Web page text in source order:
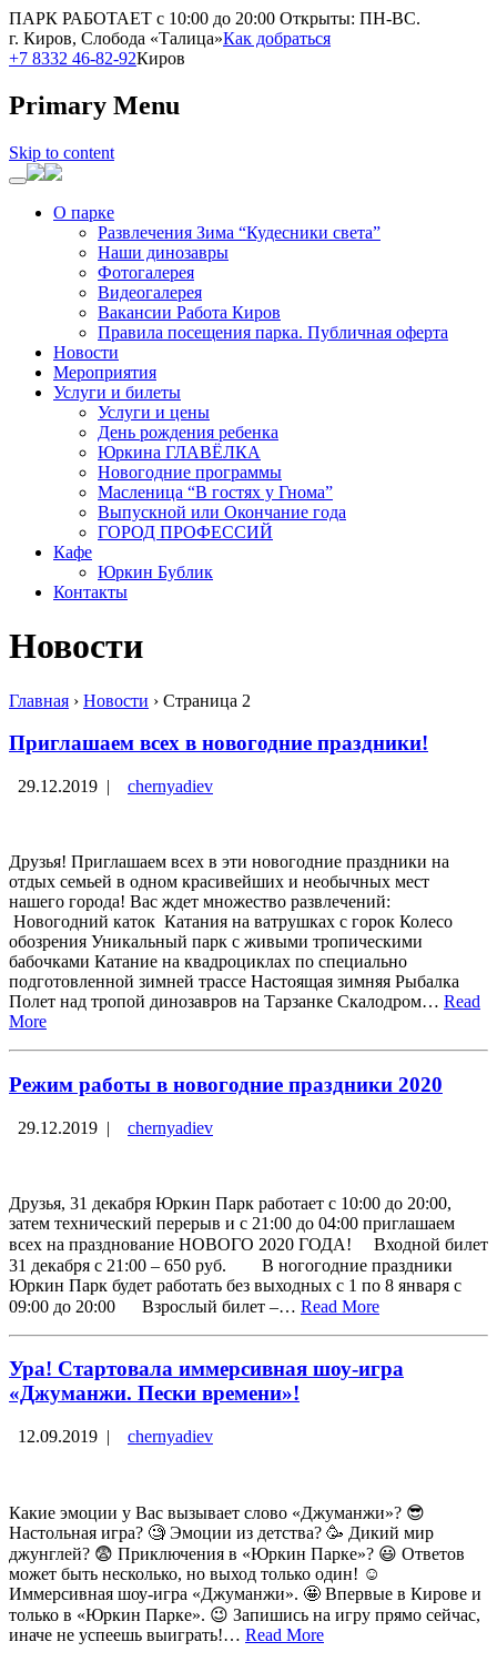
ПАРК РАБОТАЕТ с 10:00 до 20:00 Открыты: ПН-ВС.
г. Киров, Слобода «Талица»Как добраться
+7 8332 46-82-92Киров
Primary Menu
Skip to content
О парке
Развлечения Зима “Кудесники света”
Наши динозавры
Фотогалерея
Видеогалерея
Вакансии Работа Киров
Правила посещения парка. Публичная оферта
Новости
Мероприятия
Услуги и билеты
Услуги и цены
День рождения ребенка
Юркина ГЛАВЁЛКА
Новогодние программы
Масленица “В гостях у Гнома”
Выпускной или Окончание года
ГОРОД ПРОФЕССИЙ
Кафе
Юркин Бублик
Контакты
Новости
Главная › Новости › Страница 2
Приглашаем всех в новогодние праздники!
29.12.2019 | chernyadiev
Друзья! Приглашаем всех в эти новогодние праздники на
отдых семьей в одном красивейших и необычных мест
нашего города! Вас ждет множество развлечений:
Новогодний каток Катания на ватрушках с горок Колесо
обозрения Уникальный парк с живыми тропическими
бабочками Катание на квадроциклах по специально
подготовленной зимней трассе Настоящая зимняя Рыбалка
Полет над тропой динозавров на Тарзанке Скалодром… Read
More
Режим работы в новогодние праздники 2020
29.12.2019 | chernyadiev
Друзья, 31 декабря Юркин Парк работает с 10:00 до 20:00,
затем технический перерыв и с 21:00 до 04:00 приглашаем
всех на празднование НОВОГО 2020 ГОДА! ⠀ Входной билет
31 декабря с 21:00 – 650 руб.⠀ ⠀ В ногогодние праздники
Юркин Парк будет работать без выходных с 1 по 8 января с
09:00 до 20:00 ⠀ Взрослый билет –… Read More
Ура! Стартовала иммерсивная шоу-игра
«Джуманжи. Пески времени»!
12.09.2019 | chernyadiev
Какие эмоции у Вас вызывает слово «Джуманжи»? 😎
Настольная игра? 🧐 Эмоции из детства? 🥳 Дикий мир
джунглей? 😨 Приключения в «Юркин Парке»? 😃 Ответов
может быть несколько, но выход только один! ☺
Иммерсивная шоу-игра «Джуманжи». 🤩 Впервые в Кирове и
только в «Юркин Парке». 😉 Запишись на игру прямо сейчас,
иначе не успеешь выиграть!… Read More